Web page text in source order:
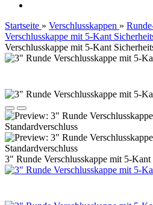
Startseite » Verschlusskappen »
Verschlusskappe mit 5-Kant
Verschlusskappe mit 5-Kant
3" Runde Verschlusskappe mit 5-Kant